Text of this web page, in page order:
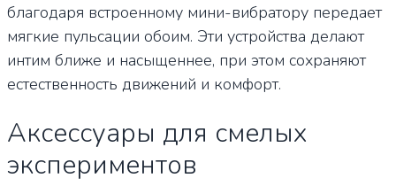
благодаря встроенному мини-вибратору передает
мягкие пульсации обоим. Эти устройства делают
интим ближе и насыщеннее, при этом сохраняют
естественность движений и комфорт.
Аксессуары для смелых
экспериментов